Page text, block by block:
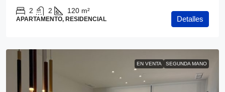
2 2 120 m²
APARTAMENTO, RESIDENCIAL Detalles
EN VENTA SEGUNDA MANO